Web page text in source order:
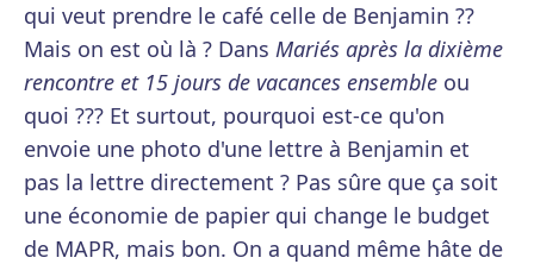
qui veut prendre le café celle de Benjamin ??
Mais on est où là ? Dans Mariés après la dixième
rencontre et 15 jours de vacances ensemble ou
quoi ??? Et surtout, pourquoi est-ce qu'on
envoie une photo d'une lettre à Benjamin et
pas la lettre directement ? Pas sûre que ça soit
une économie de papier qui change le budget
de MAPR, mais bon. On a quand même hâte de